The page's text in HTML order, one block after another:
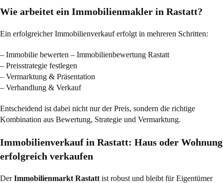
Wie arbeitet ein Immobilienmakler in Rastatt?
Ein erfolgreicher Immobilienverkauf erfolgt in mehreren Schritten:
– Immobilie bewerten – Immobilienbewertung Rastatt
– Preisstrategie festlegen
– Vermarktung & Präsentation
– Verhandlung & Verkauf
Entscheidend ist dabei nicht nur der Preis, sondern die richtige
Kombination aus Bewertung, Strategie und Vermarktung.
Immobilienverkauf in Rastatt: Haus oder Wohnung
erfolgreich verkaufen
DerImmobilienmarkt Rastatt ist robust und bleibt für Eigentümer